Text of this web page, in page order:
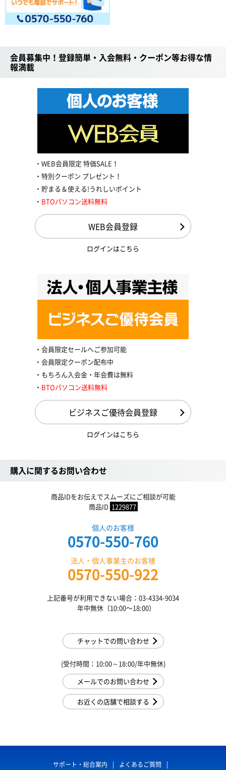
会員募集中！登録簡単・入会無料・クーポン等お得な情
報満載
WEB会員限定 特価SALE！
特別クーポン プレゼント！
貯まる＆使える!うれしいポイント
BTOパソコン送料無料
WEB会員登録
ログインはこちら
会員限定セールへご参加可能
会員限定クーポン配布中
もちろん入会金・年会費は無料
BTOパソコン送料無料
ビジネスご優待会員登録
ログインはこちら
購入に関するお問い合わせ
商品IDをお伝えでスムーズにご相談が可能
商品ID 1229877
個人のお客様
0570-550-760
法人・個人事業主のお客様
0570-550-922
上記番号が利用できない場合：03-4334-9034
年中無休（10:00〜18:00）
チャットでの問い合わせ
(受付時間：10:00～18:00/年中無休)
メールでのお問い合わせ
お近くの店舗で相談する
サポート・総合案内 よくあるご質問